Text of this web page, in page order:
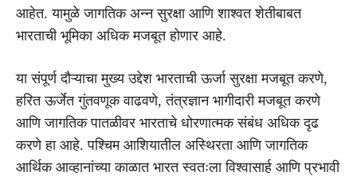
आहेत. यामुळे जागतिक अन्न सुरक्षा आणि शाश्वत शेतीबाबत
भारताची भूमिका अधिक मजबूत होणार आहे.
या संपूर्ण दौऱ्याचा मुख्य उद्देश भारताची ऊर्जा सुरक्षा मजबूत करणे,
हरित ऊर्जेत गुंतवणूक वाढवणे, तंत्रज्ञान भागीदारी मजबूत करणे
आणि जागतिक पातळीवर भारताचे धोरणात्मक संबंध अधिक दृढ
करणे हा आहे. पश्चिम आशियातील अस्थिरता आणि जागतिक
आर्थिक आव्हानांच्या काळात भारत स्वतःला विश्वासार्ह आणि प्रभावी